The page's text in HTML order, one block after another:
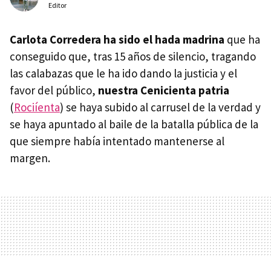
Editor
Carlota Corredera ha sido el hada madrina que ha
conseguido que, tras 15 años de silencio, tragando
las calabazas que le ha ido dando la justicia y el
favor del público, nuestra Cenicienta patria
(Rociíenta) se haya subido al carrusel de la verdad y
se haya apuntado al baile de la batalla pública de la
que siempre había intentado mantenerse al
margen.